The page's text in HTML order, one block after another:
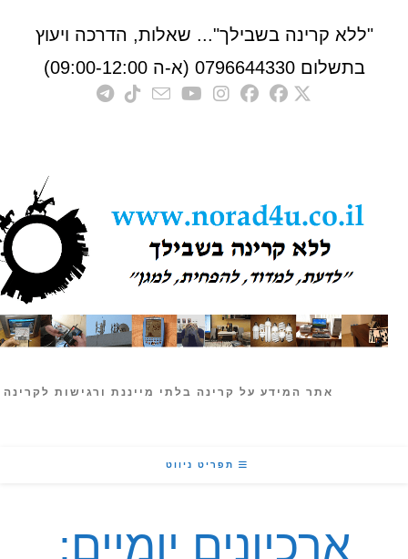
קרינה בשבילך"... שאלות, הדרכה ויעוץ
0796644330 (א-ה 09:00-12:00)
אתר המידע על קרינה בלתי מייננת ורגישות לקרינה
תפריט ניווט
ארכיונים יומיים: